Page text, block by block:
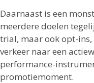
Daarnaast is een
meerdere doelen
trial, maar ook opt-ins,
verkeer naar een
performance-
promotiemoment.